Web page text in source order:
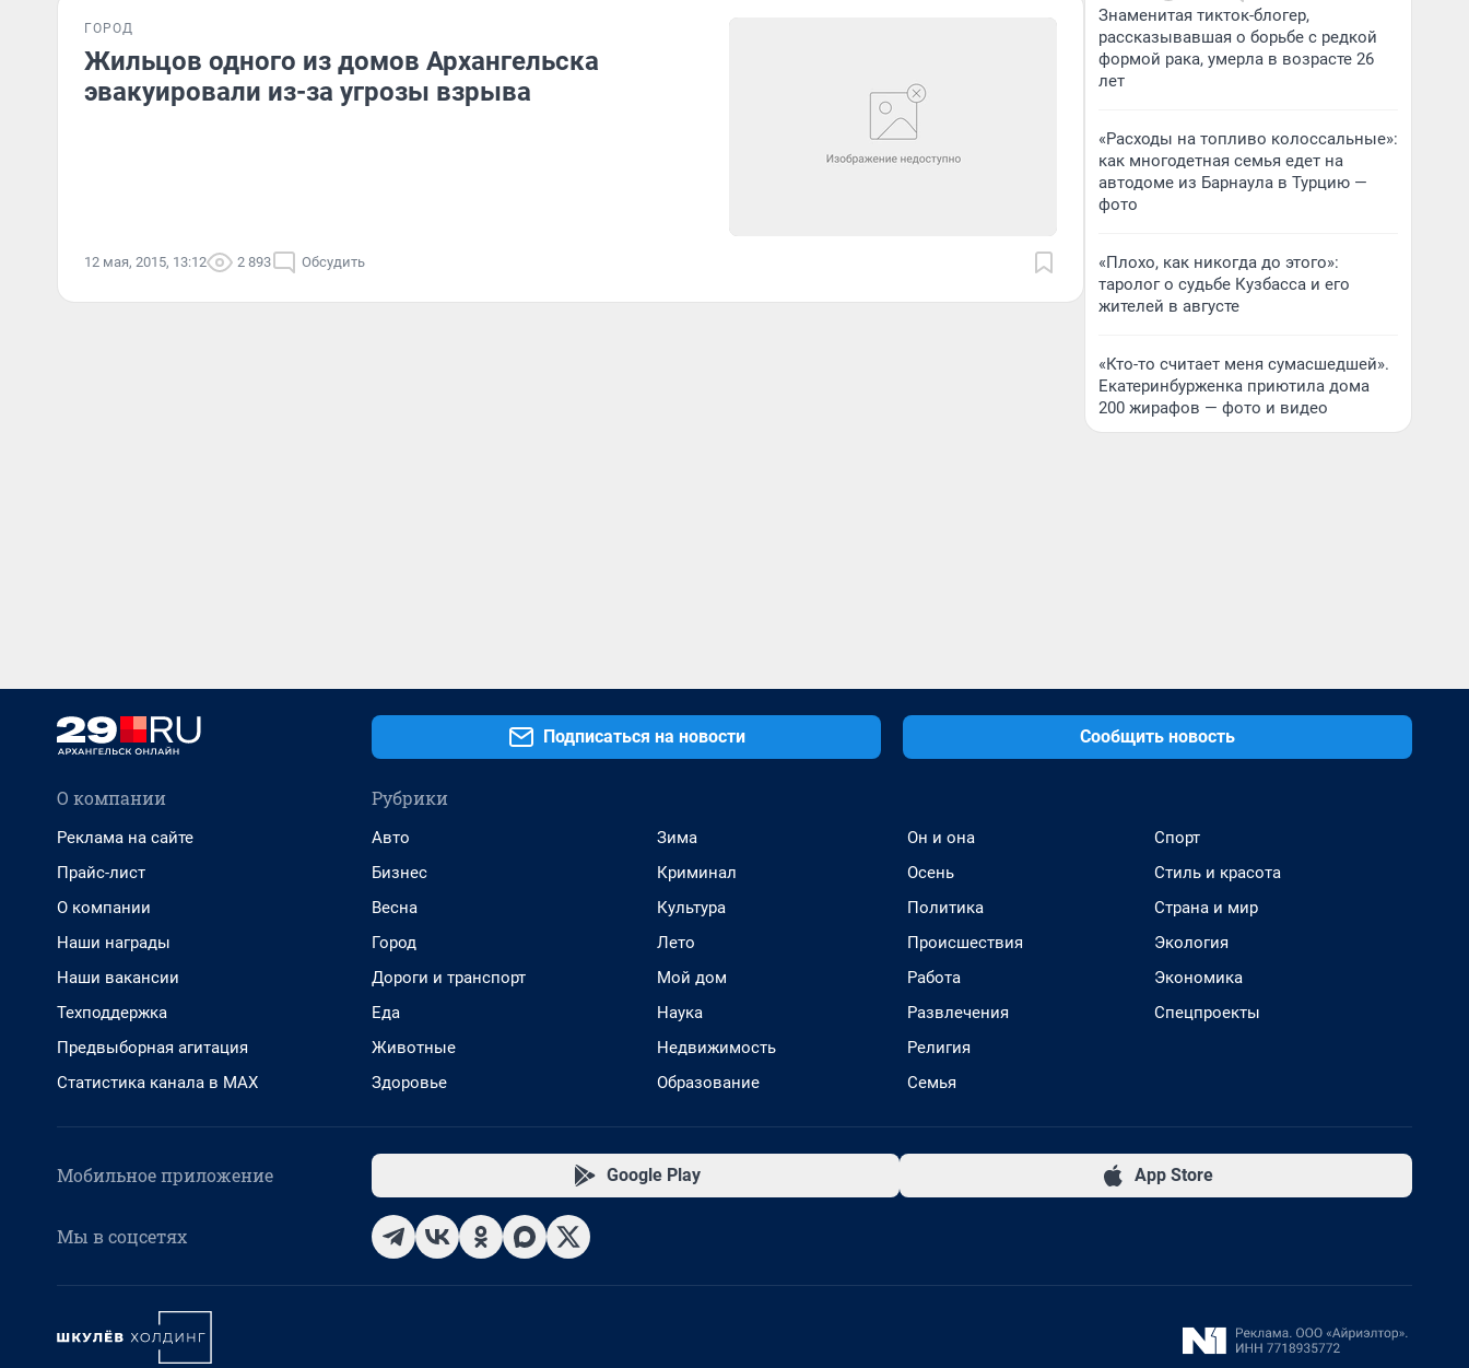
ГОРОД
Жильцов одного из домов Архангельска
эвакуировали из-за угрозы взрыва
12 мая, 2015, 13:12 2 893 Обсудить
Знаменитая тикток-блогер,
рассказывавшая о борьбе с редкой
формой рака, умерла в возрасте 26
лет
«Расходы на топливо колоссальные»:
как многодетная семья едет на
автодоме из Барнаула в Турцию —
фото
«Плохо, как никогда до этого»:
таролог о судьбе Кузбасса и его
жителей в августе
«Кто-то считает меня сумасшедшей».
Екатеринбурженка приютила дома
200 жирафов — фото и видео
Подписаться на новости Сообщить новость
О компании
Реклама на сайте
Прайс-лист
О компании
Наши награды
Наши вакансии
Техподдержка
Предвыборная агитация
Статистика канала в MAX
Рубрики
Авто
Бизнес
Весна
Город
Дороги и транспорт
Еда
Животные
Здоровье
Зима
Криминал
Культура
Лето
Мой дом
Наука
Недвижимость
Образование
Он и она
Осень
Политика
Происшествия
Работа
Развлечения
Религия
Семья
Спорт
Стиль и красота
Страна и мир
Экология
Экономика
Спецпроекты
Мобильное приложение Google Play App Store
Мы в соцсетях